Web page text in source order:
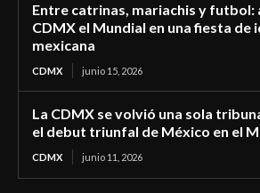
Entre catrinas, mariachis y futbol:
CDMX el Mundial en una fiesta de
mexicana
CDMX junio 15, 2026
La CDMX se volvió una sola
el debut triunfal de México en el
CDMX junio 11, 2026